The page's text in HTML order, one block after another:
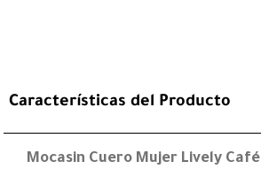
Características del Producto
Mocasin Cuero Mujer Lively Café